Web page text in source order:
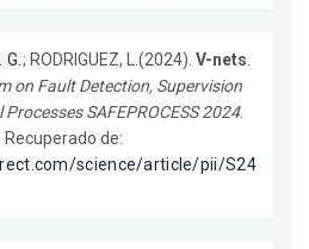
G.; RODRIGUEZ, L.(2024). V-nets.
on Fault Detection, Supervision
SAFEPROCESS 2024.
Recuperado de:
science/article/pii/S24